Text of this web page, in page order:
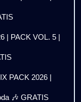
| PACK VOL. 5 |
PACK 2026 |
🎶 GRATIS